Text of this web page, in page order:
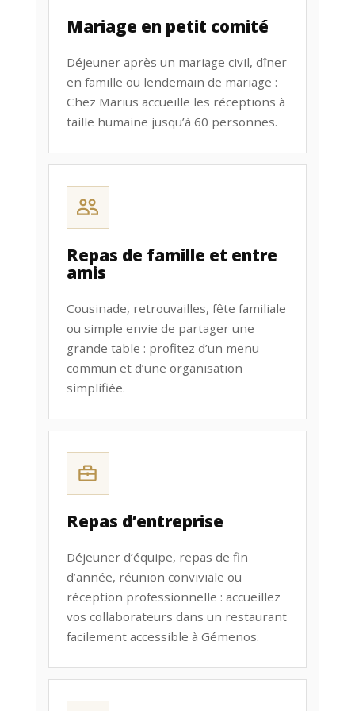
Mariage en petit comité
Déjeuner après un mariage civil, dîner
en famille ou lendemain de mariage :
Chez Marius accueille les réceptions à
taille humaine jusqu’à 60 personnes.
Repas de famille et entre
amis
Cousinade, retrouvailles, fête familiale
ou simple envie de partager une
grande table : profitez d’un menu
commun et d’une organisation
simplifiée.
Repas d’entreprise
Déjeuner d’équipe, repas de fin
d’année, réunion conviviale ou
réception professionnelle : accueillez
vos collaborateurs dans un restaurant
facilement accessible à Gémenos.